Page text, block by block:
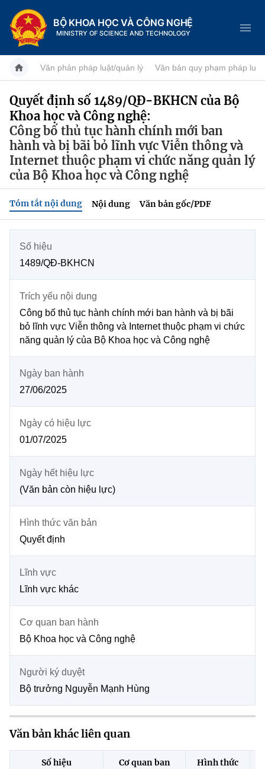
BỘ KHOA HỌC VÀ CÔNG NGHỆ
MINISTRY OF SCIENCE AND TECHNOLOGY
Danh mục
Trang chủ
Giới thiệu
Chức năng nhiệm vụ
Lịch sử phát triển
Sở Khoa học và Công nghệ
Tin tức sự kiện
Đổi mới sáng tạo
Chuyển đổi số
Bưu chính, Viễn thông
Sở hữu trí tuệ
Tiêu chuẩn, đo lường, chất lượng
Tin tổng hợp
Tin địa phương
Hệ thống văn bản
Văn bản QPPL
Văn bản chỉ đạo điều hành
Lấy ý kiến người dân về dự thảo VBQPPL
MST IOFFICE
Khoa học và Công nghệ
Chuyển đổi số
Bưu chính, Viễn thông
Tiêu chuẩn, đo lường, chất lượng
Năng lượng nguyên tử
Multimedia
THƯ ĐIỆN TỬ
Khác
Videos
Infographic
Voice
Chọn ngôn ngữ
BỘ KHOA HỌC VÀ CÔNG NGHỆ
MINISTRY OF SCIENCE AND TECHNOLOGY
Điều khoản sử dụng Theo dõi MST: Góp ý
Cơ quan chủ quản: Bộ Khoa học và Công nghệ (MST)
Chịu trách nhiệm nội dung: Nguyễn Thị Hải Hằng
Liên hệ
Điện thoại: 024 3936 9506
Văn phản pháp luật/quản lý Văn bản quy phạm pháp luật
Quyết định số 1489/QĐ-BKHCN của Bộ
Khoa học và Công nghệ:
Công bố thủ tục hành chính mới ban
hành và bị bãi bỏ lĩnh vực Viễn thông và
Internet thuộc phạm vi chức năng quản lý
của Bộ Khoa học và Công nghệ
Tóm tắt nội dung Nội dung Văn bản gốc/PDF
Số hiệu
1489/QĐ-BKHCN
Trích yếu nội dung
Công bố thủ tục hành chính mới ban hành và bị bãi
bỏ lĩnh vực Viễn thông và Internet thuộc phạm vi chức
năng quản lý của Bộ Khoa học và Công nghệ
Ngày ban hành
27/06/2025
Ngày có hiệu lực
01/07/2025
Ngày hết hiệu lực
(Văn bản còn hiệu lực)
Hình thức văn bản
Quyết định
Lĩnh vực
Lĩnh vực khác
Cơ quan ban hành
Bộ Khoa học và Công nghệ
Người ký duyệt
Bộ trưởng Nguyễn Mạnh Hùng
Văn bản khác liên quan
Số hiệu
Cơ quan ban
Hình thức